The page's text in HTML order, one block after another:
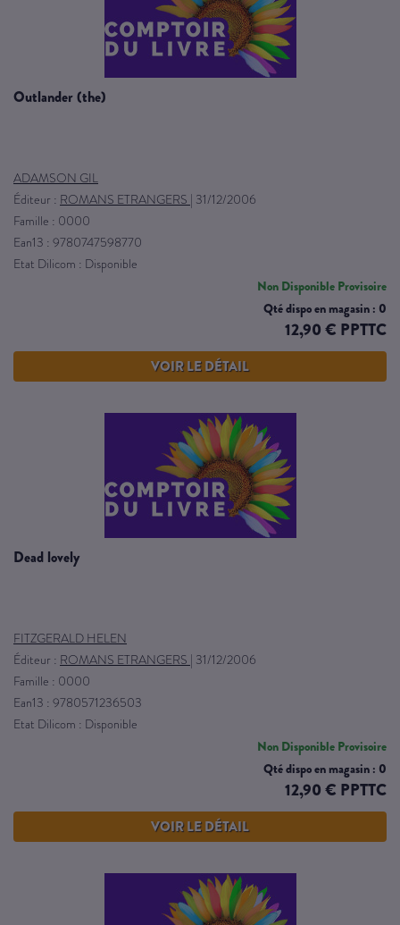
outlander (the)
ADAMSON GIL
Éditeur : ROMANS ETRANGERS | 31/12/2006
Famille : 0000
Ean13 : 9780747598770
Etat Dilicom : Disponible
Non Disponible Provisoire
Qté dispo en magasin : 0
12,90 € PPTTC
VOIR LE DÉTAIL
dead lovely
FITZGERALD HELEN
Éditeur : ROMANS ETRANGERS | 31/12/2006
Famille : 0000
Ean13 : 9780571236503
Etat Dilicom : Disponible
Non Disponible Provisoire
Qté dispo en magasin : 0
12,90 € PPTTC
VOIR LE DÉTAIL